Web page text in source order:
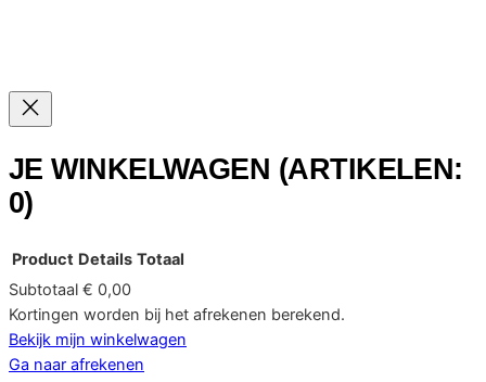
JE WINKELWAGEN (ARTIKELEN:
0)
PRODUCTEN
IN
Product Details Totaal
Subtotaal € 0,00
Kortingen worden bij het afrekenen berekend.
Bekijk mijn winkelwagen
Ga naar afrekenen